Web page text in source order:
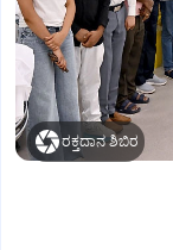
ರಕ್ತದಾನ ಶಿಬಿರ